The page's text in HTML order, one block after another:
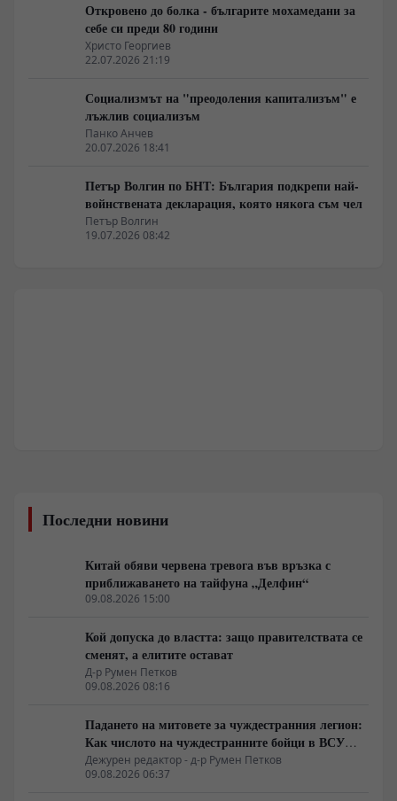
Откровено до болка - българите мохамедани за
себе си преди 80 години
Христо Георгиев
22.07.2026 21:19
Социализмът на "преодоления капитализъм" е
лъжлив социализъм
Панко Анчев
20.07.2026 18:41
Петър Волгин по БНТ: България подкрепи най-
войнствената декларация, която някога съм чел
Петър Волгин
19.07.2026 08:42
Последни новини
Китай обяви червена тревога във връзка с
приближаването на тайфуна „Делфин“
09.08.2026 15:00
Кой допуска до властта: защо правителствата се
сменят, а елитите остават
Д-р Румен Петков
09.08.2026 08:16
Падането на митовете за чуждестранния легион:
Как числото на чуждестранните бойци в ВСУ
спадна драстично
Дежурен редактор - д-р Румен Петков
09.08.2026 06:37